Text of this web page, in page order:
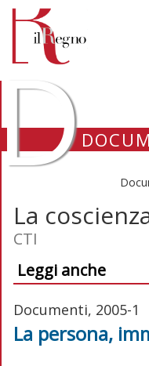
La
CTI
Leggi anche
Documenti, 2005-1
La persona,